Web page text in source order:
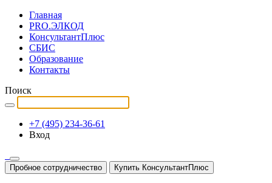
Главная
PRO.ЭЛКОД
КонсультантПлюс
СБИС
Образование
Контакты
Поиск
+7 (495) 234-36-61
Вход
Пробное сотрудничество Купить КонсультантПлюс